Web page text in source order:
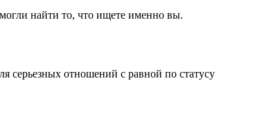
найти то, что ищете именно вы.
серьезных отношений с равной по статусу